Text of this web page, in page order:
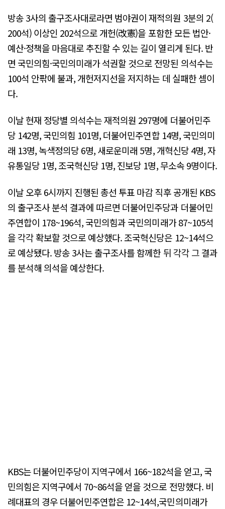
방송 3사의 출구조사대로라면 범야권이 재적의원 3분의 2(
200석) 이상인 202석으로 개헌(改憲)을 포함한 모든 법안·
예산·정책을 마음대로 추진할 수 있는 길이 열리게 된다. 반
면 국민의힘·국민의미래가 석권할 것으로 전망된 의석수는
100석 안팎에 불과, 개헌저지선을 저지하는 데 실패한 셈이
다.
이날 현재 정당별 의석수는 재적의원 297명에 더불어민주
당 142명, 국민의힘 101명, 더불어민주연합 14명, 국민의미
래 13명, 녹색정의당 6명, 새로운미래 5명, 개혁신당 4명, 자
유통일당 1명, 조국혁신당 1명, 진보당 1명, 무소속 9명이다.
이날 오후 6시까지 진행된 총선 투표 마감 직후 공개된 KBS
의 출구조사 분석 결과에 따르면 더불어민주당과 더불어민
주연합이 178~196석, 국민의힘과 국민의미래가 87~105석
을 각각 확보할 것으로 예상했다. 조국혁신당은 12~14석으
로 예상됐다. 방송 3사는 출구조사를 함께한 뒤 각각 그 결과
를 분석해 의석을 예상한다.
KBS는 더불어민주당이 지역구에서 166~182석을 얻고, 국
민의힘은 지역구에서 70~86석을 얻을 것으로 전망했다. 비
례대표의 경우 더불어민주연합은 12~14석,국민의미래가